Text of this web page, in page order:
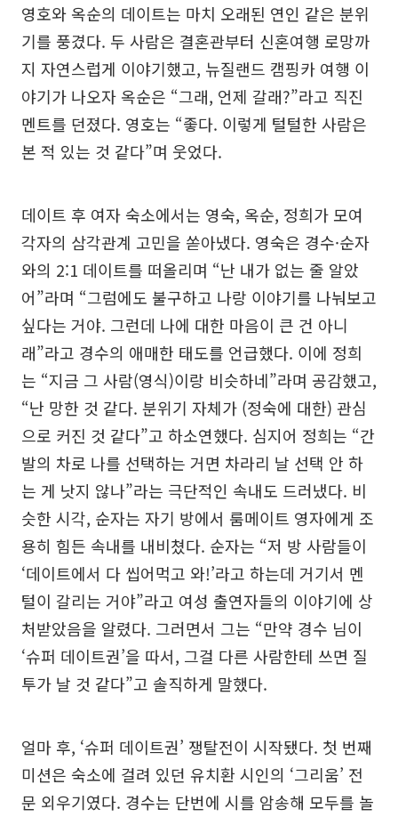
영호와 옥순의 데이트는 마치 오래된 연인 같은 분위
기를 풍겼다. 두 사람은 결혼관부터 신혼여행 로망까
지 자연스럽게 이야기했고, 뉴질랜드 캠핑카 여행 이
야기가 나오자 옥순은 “그래, 언제 갈래?”라고 직진
멘트를 던졌다. 영호는 “좋다. 이렇게 털털한 사람은
본 적 있는 것 같다”며 웃었다.
데이트 후 여자 숙소에서는 영숙, 옥순, 정희가 모여
각자의 삼각관계 고민을 쏟아냈다. 영숙은 경수·순자
와의 2:1 데이트를 떠올리며 “난 내가 없는 줄 알았
어”라며 “그럼에도 불구하고 나랑 이야기를 나눠보고
싶다는 거야. 그런데 나에 대한 마음이 큰 건 아니
래”라고 경수의 애매한 태도를 언급했다. 이에 정희
는 “지금 그 사람(영식)이랑 비슷하네”라며 공감했고,
“난 망한 것 같다. 분위기 자체가 (정숙에 대한) 관심
으로 커진 것 같다”고 하소연했다. 심지어 정희는 “간
발의 차로 나를 선택하는 거면 차라리 날 선택 안 하
는 게 낫지 않나”라는 극단적인 속내도 드러냈다. 비
슷한 시각, 순자는 자기 방에서 룸메이트 영자에게 조
용히 힘든 속내를 내비쳤다. 순자는 “저 방 사람들이
‘데이트에서 다 씹어먹고 와!’라고 하는데 거기서 멘
털이 갈리는 거야”라고 여성 출연자들의 이야기에 상
처받았음을 알렸다. 그러면서 그는 “만약 경수 님이
‘슈퍼 데이트권’을 따서, 그걸 다른 사람한테 쓰면 질
투가 날 것 같다”고 솔직하게 말했다.
얼마 후, ‘슈퍼 데이트권’ 쟁탈전이 시작됐다. 첫 번째
미션은 숙소에 걸려 있던 유치환 시인의 ‘그리움’ 전
문 외우기였다. 경수는 단번에 시를 암송해 모두를 놀